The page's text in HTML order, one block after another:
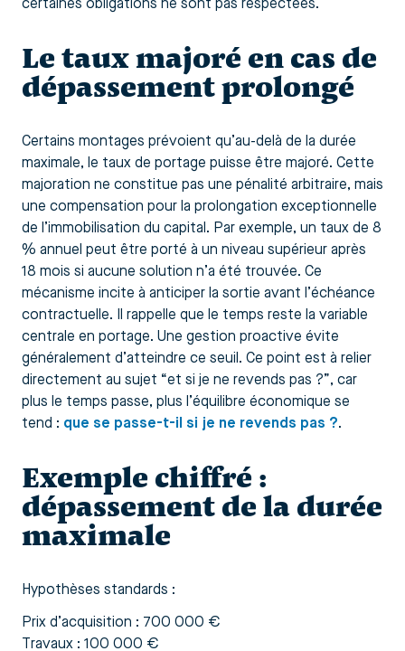
certaines obligations ne sont pas respectées.
Le taux majoré en cas de
dépassement prolongé
Certains montages prévoient qu’au-delà de la durée
maximale, le taux de portage puisse être majoré. Cette
majoration ne constitue pas une pénalité arbitraire, mais
une compensation pour la prolongation exceptionnelle
de l’immobilisation du capital. Par exemple, un taux de 8
% annuel peut être porté à un niveau supérieur après
18 mois si aucune solution n’a été trouvée. Ce
mécanisme incite à anticiper la sortie avant l’échéance
contractuelle. Il rappelle que le temps reste la variable
centrale en portage. Une gestion proactive évite
généralement d’atteindre ce seuil. Ce point est à relier
directement au sujet “et si je ne revends pas ?”, car
plus le temps passe, plus l’équilibre économique se
tend : que se passe-t-il si je ne revends pas ?.
Exemple chiffré :
dépassement de la durée
maximale
Hypothèses standards :
Prix d’acquisition : 700 000 €
Travaux : 100 000 €